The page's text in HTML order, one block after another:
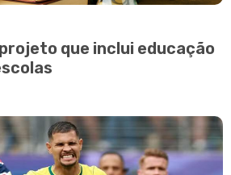
que inclui educação